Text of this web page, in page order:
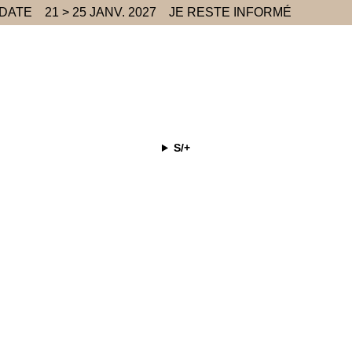
21 > 25 JANV. 2027 JE RESTE INFORMÉ
S/+